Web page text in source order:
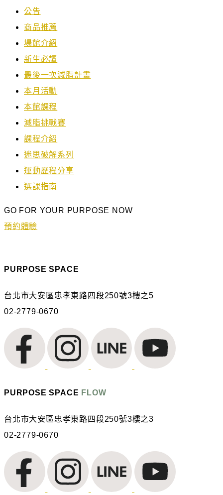
公告
商品推薦
場館介紹
新生必讀
最後一次減脂計畫
本月活動
本館課程
減脂挑戰賽
課程介紹
迷思破解系列
運動歷程分享
選課指南
GO FOR YOUR PURPOSE NOW
預約體驗
PURPOSE SPACE
台北市大安區忠孝東路四段250號3樓之5
02-2779-0670
PURPOSE SPACE FLOW
台北市大安區忠孝東路四段250號3樓之3
02-2779-0670